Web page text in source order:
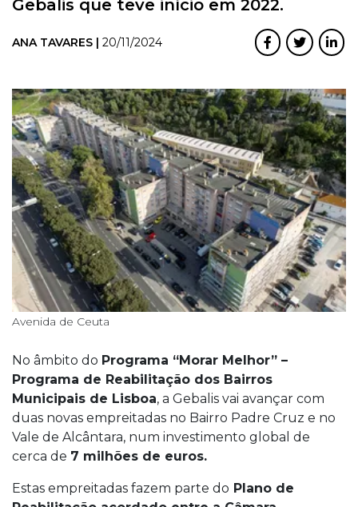
Gebalis que teve início em 2022.
ANA TAVARES | 20/11/2024
Avenida de Ceuta
No âmbito do Programa “Morar Melhor” –
Programa de Reabilitação dos Bairros
Municipais de Lisboa, a Gebalis vai avançar com
duas novas empreitadas no Bairro Padre Cruz e no
Vale de Alcântara, num investimento global de
cerca de 7 milhões de euros.
Estas empreitadas fazem parte do Plano de